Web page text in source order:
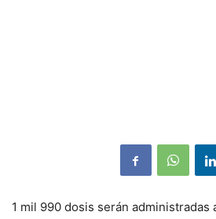
1 mil 990 dosis serán administradas